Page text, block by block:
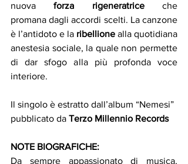
nuova forza rigeneratrice che
promana dagli accordi scelti. La canzone
è l’antidoto e la ribellione alla quotidiana
anestesia sociale, la quale non permette
di dar sfogo alla più profonda voce
interiore.
Il singolo è estratto dall’album “Nemesi”
pubblicato da Terzo Millennio Records
NOTE BIOGRAFICHE: